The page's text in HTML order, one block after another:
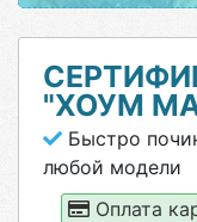
"ХОУМ
Быстро
любой модели
Оплата